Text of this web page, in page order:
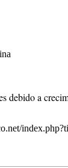
debido a